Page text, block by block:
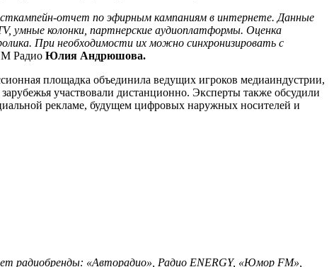
отчет по эфирным кампаниям в интернете. Данные
умные колонки, партнерские аудиоплатформы. Оценка
При необходимости их можно синхронизировать с
Радио Юлия Андрюшова.
площадка объединила ведущих игроков медиаиндустрии,
участвовали дистанционно. Эксперты также обсудили
рекламе, будущем цифровых наружных носителей и
радиобренды: «Авторадио», Радио ENERGY, «Юмор FM»,